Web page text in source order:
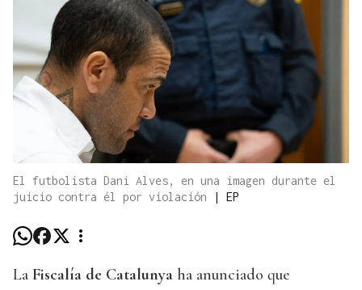
El futbolista Dani Alves, en una imagen durante el
juicio contra él por violación
| EP
La Fiscalía de Catalunya ha anunciado que